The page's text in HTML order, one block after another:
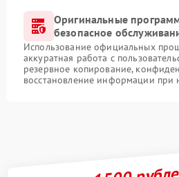
Оригинальные
безопасное
Использование официальных
аккуратная работа с
резервное копирование,
восстановление информации при